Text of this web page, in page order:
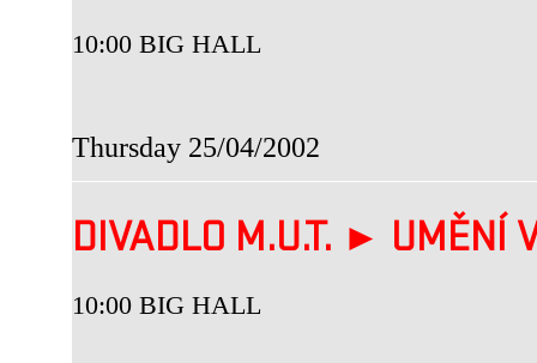
10:00 BIG HALL
Thursday 25/04/2002
DIVADLO M.U.T. ►
10:00 BIG HALL